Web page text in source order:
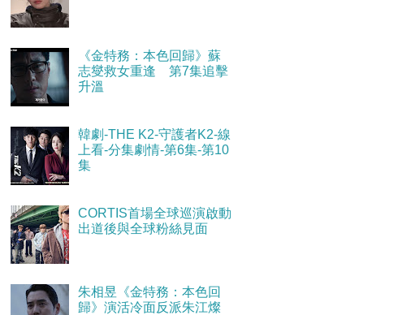
《金特務：本色回歸》蘇
志燮救女重逢 第7集追擊
升溫
韓劇-THE K2-守護者K2-線
上看-分集劇情-第6集-第10
集
CORTIS首場全球巡演啟動
出道後與全球粉絲見面
朱相昱《金特務：本色回
歸》演活冷面反派朱江燦